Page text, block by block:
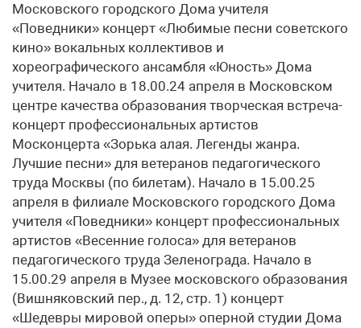
Московского городского Дома учителя
«Поведники» концерт «Любимые песни советского
кино» вокальных коллективов и
хореографического ансамбля «Юность» Дома
учителя. Начало в 18.00.24 апреля в Московском
центре качества образования творческая встреча-
концерт профессиональных артистов
Москонцерта «Зорька алая. Легенды жанра.
Лучшие песни» для ветеранов педагогического
труда Москвы (по билетам). Начало в 15.00.25
апреля в филиале Московского городского Дома
учителя «Поведники» концерт профессиональных
артистов «Весенние голоса» для ветеранов
педагогического труда Зеленограда. Начало в
15.00.29 апреля в Музее московского образования
(Вишняковский пер., д. 12, стр. 1) концерт
«Шедевры мировой оперы» оперной студии Дома